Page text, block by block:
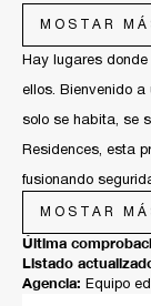
Casa
Cocina de lujo
Diseño de
Diseño de lujo
Materiales
MOSTAR
Hay lugares
ellos. Bienvenido a
solo se habita, se
Residences, esta
fusionando
baja se despliega
muros que
MOSTAR
Última
Listado
Agencia: Equipo